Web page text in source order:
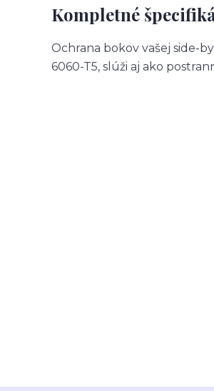
Kompletné
Ochrana bokov vašej side-
6060-T5, slúži aj ako